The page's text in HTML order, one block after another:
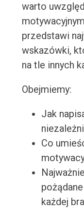
warto
przedstawi
wskazówki,
na tle innych
Obejmiemy:
Jak
Co
każdej